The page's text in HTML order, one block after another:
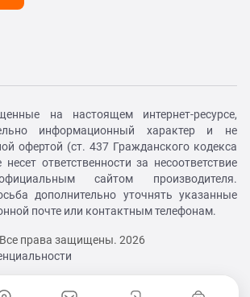
на настоящем интернет-ресурсе,
информационный характер и не
офертой (ст. 437 Гражданского кодекса
ответственности за несоответствие
сайтом производителя.
дополнительно уточнять указанные
почте или контактным телефонам.
права защищены. 2026